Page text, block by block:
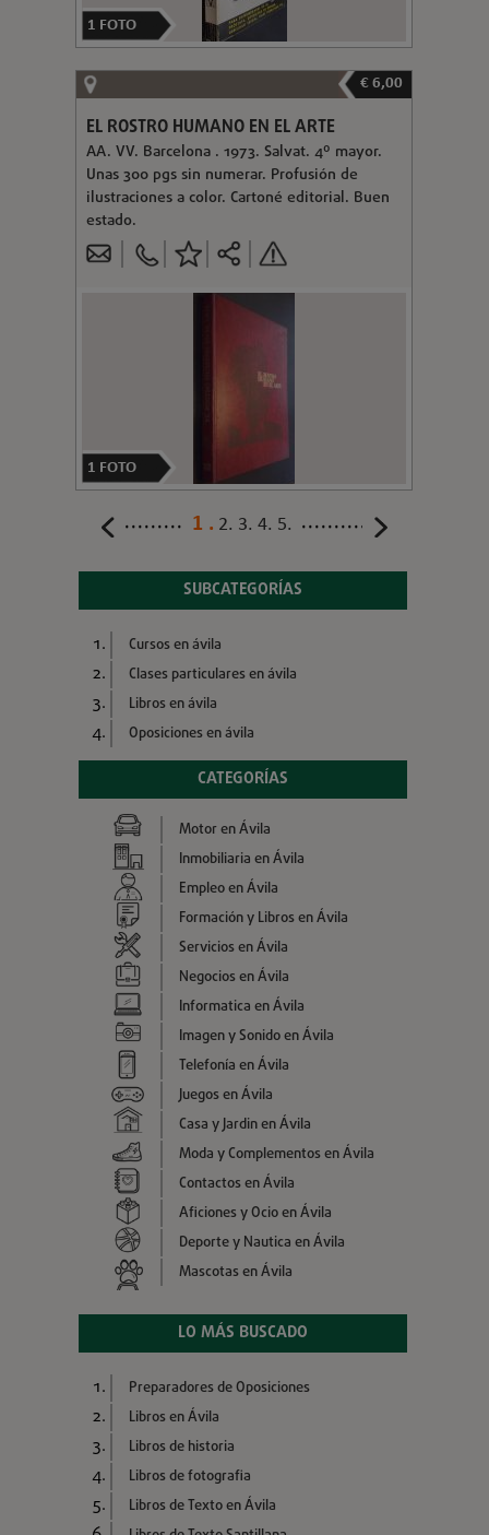
1 FOTO
€ 6,00
EL ROSTRO HUMANO EN EL ARTE
AA. VV. Barcelona . 1973. Salvat. 4º mayor.
Unas 300 pgs sin numerar. Profusión de
ilustraciones a color. Cartoné editorial. Buen
estado.
1 FOTO
1 2 3 4 5
SUBCATEGORÍAS
Cursos en ávila
Clases particulares en ávila
Libros en ávila
Oposiciones en ávila
CATEGORÍAS
Motor en Ávila
Inmobiliaria en Ávila
Empleo en Ávila
Formación y Libros en Ávila
Servicios en Ávila
Negocios en Ávila
Informatica en Ávila
Imagen y Sonido en Ávila
Telefonía en Ávila
Juegos en Ávila
Casa y Jardin en Ávila
Moda y Complementos en Ávila
Contactos en Ávila
Aficiones y Ocio en Ávila
Deporte y Nautica en Ávila
Mascotas en Ávila
LO MÁS BUSCADO
Preparadores de Oposiciones
Libros en Ávila
Libros de historia
Libros de fotografia
Libros de Texto en Ávila